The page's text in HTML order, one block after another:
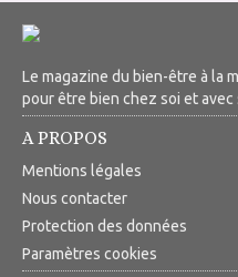
Le magazine du bien-être à la
pour être bien chez soi et avec
A PROPOS
Mentions légales
Nous contacter
Protection des données
Paramètres cookies